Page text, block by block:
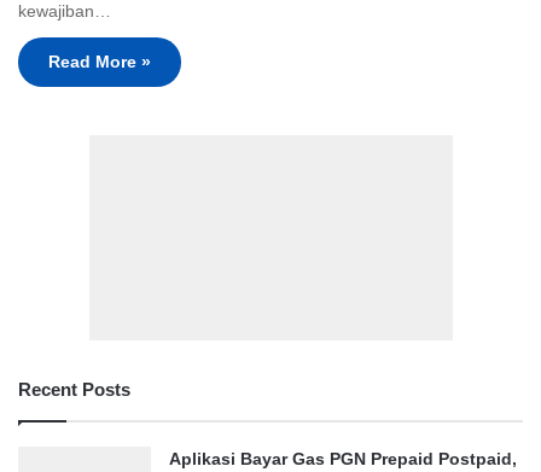
kewajiban…
Read More »
Recent Posts
Aplikasi Bayar Gas PGN Prepaid Postpaid,